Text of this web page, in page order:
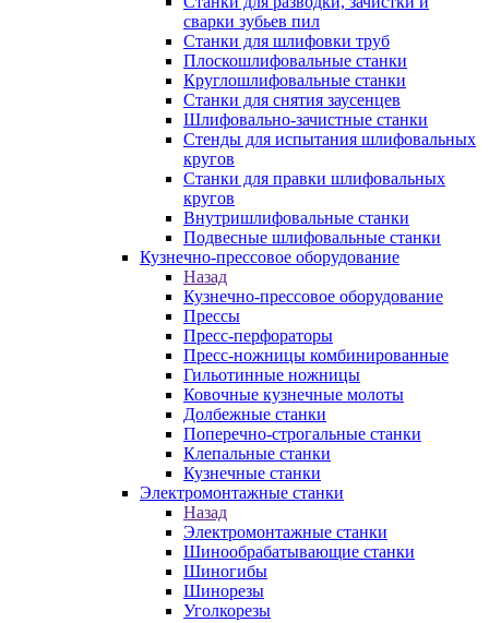
сварки зубьев пил
Станки для шлифовки труб
Плоскошлифовальные станки
Круглошлифовальные станки
Станки для снятия заусенцев
Шлифовально-зачистные станки
Стенды для испытания шлифовальных
кругов
Станки для правки шлифовальных
кругов
Внутришлифовальные станки
Подвесные шлифовальные станки
Кузнечно-прессовое оборудование
Назад
Кузнечно-прессовое оборудование
Прессы
Пресс-перфораторы
Пресс-ножницы комбинированные
Гильотинные ножницы
Ковочные кузнечные молоты
Долбежные станки
Поперечно-строгальные станки
Клепальные станки
Кузнечные станки
Электромонтажные станки
Назад
Электромонтажные станки
Шинообрабатывающие станки
Шиногибы
Шинорезы
Уголкорезы